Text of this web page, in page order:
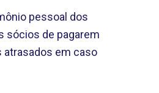
pessoal dos
sócios de pagarem
atrasados em caso